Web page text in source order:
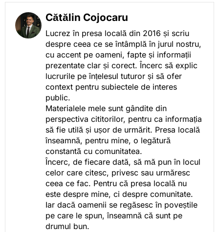
Cătălin Cojocaru
Lucrez în presa locală din 2016 și scriu
despre ceea ce se întâmplă în jurul nostru,
cu accent pe oameni, fapte și informații
prezentate clar și corect. Încerc să explic
lucrurile pe înțelesul tuturor și să ofer
context pentru subiectele de interes
public.
Materialele mele sunt gândite din
perspectiva cititorilor, pentru ca informația
să fie utilă și ușor de urmărit. Presa locală
înseamnă, pentru mine, o legătură
constantă cu comunitatea.
Încerc, de fiecare dată, să mă pun în locul
celor care citesc, privesc sau urmăresc
ceea ce fac. Pentru că presa locală nu
este despre mine, ci despre comunitate.
Iar dacă oamenii se regăsesc în poveștile
pe care le spun, înseamnă că sunt pe
drumul bun.